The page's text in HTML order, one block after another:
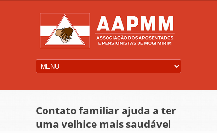
Contato familiar ajuda a ter
uma velhice mais saudável